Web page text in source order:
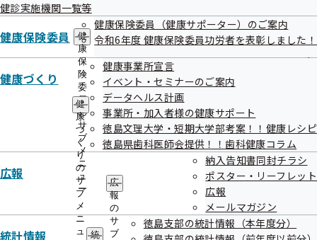
一
覧
の
サ
メ
ュ
ー
ご
案
内
ニ
ュ
ー
健診実施機関一覧等
健康保険委員
健
康
保
険
委
員
の
サ
ブ
メ
ニ
ュ
ー
健康保険委員（健康サポーター）のご案内
令和6年度 健康保険委員功労者を表彰しました！
健康づくり
健
康
づ
く
り
の
サ
ブ
メ
ニ
ュ
健康事業所宣言
イベント・セミナーのご案内
データヘルス計画
事業所・加入者様の健康サポート
徳島文理大学・短期大学部考案！！健康レシピ
徳島県歯科医師会提供！！歯科健康コラム
広報
広
報
の
サ
ブ
納入告知書同封チラシ
ポスター・リーフレット
広報
メールマガジン
統計情報
統
徳島支部の統計情報（本年度分）